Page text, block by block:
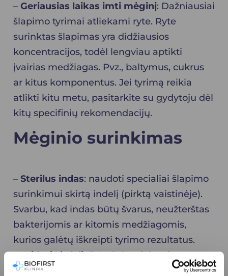
– Geriausias laikas imti mėginį: Dažniausiai
šlapimo tyrimai atliekami ryte. Ryte
surinktas šlapimas yra didžiausios
koncentracijos, todėl lengviau aptikti
įvairias medžiagas. Pvz., baltymus, cukrus
ar kitus komponentus. Jei tyrimą reikia
atlikti kitu metu, pasitarkite su gydytoju dėl
kitų specifinių rekomendacijų.
Mėginio surinkimas
– Sterilus indas: naudoti specialiai šlapimo
surinkimui skirtą indelį (pirktą vaistinėje).
Svarbu, kad indas būtų švarus, neužterštas
bakterijomis ar kitomis medžiagomis,
kurios galėtų iškreipti tyrimo rezultatus.
–„Vidurinė dalis“. Dažniausiai, tyrimams
yra reikalinga „vidurinė šlapimo dalis“. Tai